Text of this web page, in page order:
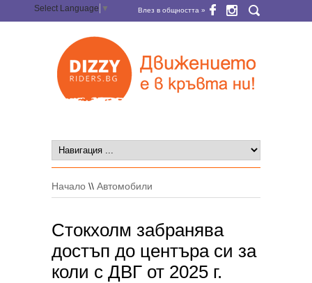
Select Language ▼ Влез в общността »
Начало \\ Автомобили
Стокхолм забранява
достъп до центъра си за
коли с ДВГ от 2025 г.